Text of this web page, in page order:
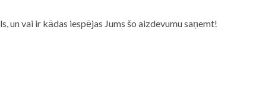
un vai ir kādas iespējas Jums šo aizdevumu saņemt!